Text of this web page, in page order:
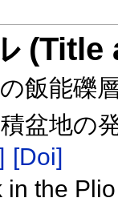
飯能礫
盆地の
[Doi]
in the